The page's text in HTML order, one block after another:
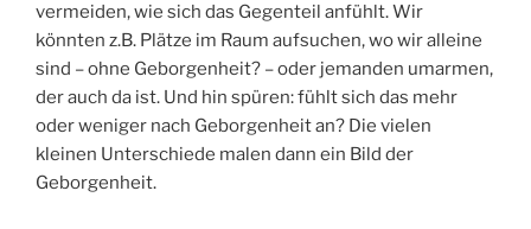
vermeiden, wie sich das Gegenteil anfühlt. Wir
könnten z.B. Plätze im Raum aufsuchen, wo wir alleine
sind – ohne Geborgenheit? – oder jemanden umarmen,
der auch da ist. Und hin spüren: fühlt sich das mehr
oder weniger nach Geborgenheit an? Die vielen
kleinen Unterschiede malen dann ein Bild der
Geborgenheit.